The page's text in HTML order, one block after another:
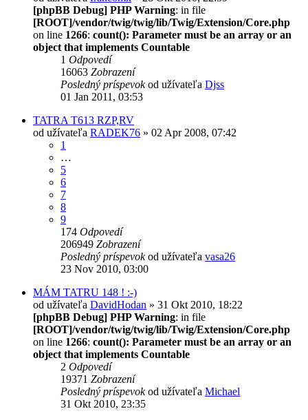
[phpBB Debug] PHP Warning: in file
[ROOT]/vendor/twig/twig/lib/Twig/Extension/Core.php
on line 1266: count(): Parameter must be an array or an
object that implements Countable
1 Odpovedí
16063 Zobrazení
Posledný príspevokod užívateľa Djss
01 Jan 2011, 03:53
TATRA T613 RZP,RV
od užívateľa RADEK76 » 02 Apr 2008, 07:42
1
…
5
6
7
8
9
174 Odpovedí
206949 Zobrazení
Posledný príspevokod užívateľa vasa26
23 Nov 2010, 03:00
MÁM TATRU 148 ! :-)
od užívateľa DavidHodan » 31 Okt 2010, 18:22
[phpBB Debug] PHP Warning: in file
[ROOT]/vendor/twig/twig/lib/Twig/Extension/Core.php
on line 1266: count(): Parameter must be an array or an
object that implements Countable
2 Odpovedí
19371 Zobrazení
Posledný príspevokod užívateľa Michael
31 Okt 2010, 23:35